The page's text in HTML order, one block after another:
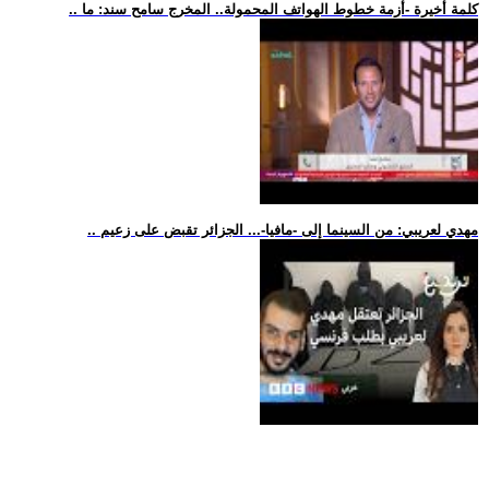
.. كلمة أخيرة -أزمة خطوط الهواتف المحمولة.. المخرج سامح سند: ما
.. مهدي لعريبي: من السينما إلى -مافيا-... الجزائر تقبض على زعيم